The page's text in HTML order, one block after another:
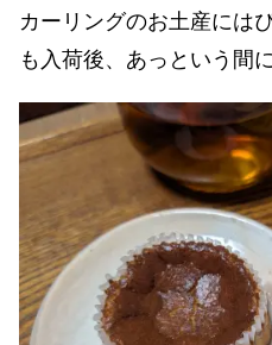
カーリングのお土産には
も入荷後、あっという間